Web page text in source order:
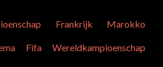
Frankrijk Marokko
Fifa Wereldkampioenschap